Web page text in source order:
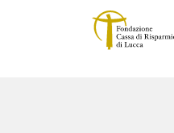
Navigazione principale